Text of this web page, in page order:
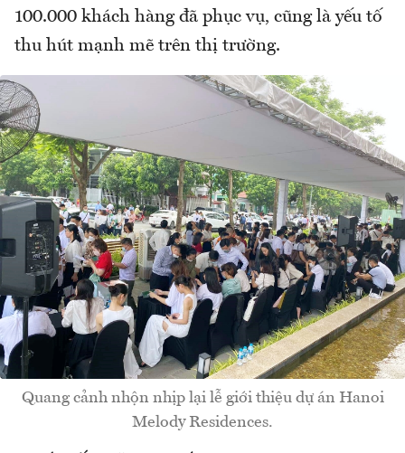
100.000 khách hàng đã phục vụ, cũng là yếu tố
thu hút mạnh mẽ trên thị trường.
Quang cảnh nhộn nhịp lại lễ giới thiệu dự án Hanoi
Melody Residences.